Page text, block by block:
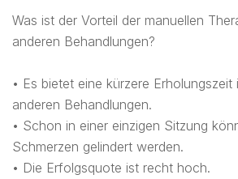
Was ist der Vorteil der manuellen
anderen Behandlungen?
• Es bietet eine kürzere Erholungszeit
anderen Behandlungen.
• Schon in einer einzigen Sitzung
Schmerzen gelindert werden.
• Die Erfolgsquote ist recht hoch.